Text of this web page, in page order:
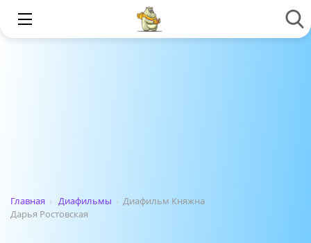
Главная › Диафильмы › Диафильм Княжна
Дарья Ростовская